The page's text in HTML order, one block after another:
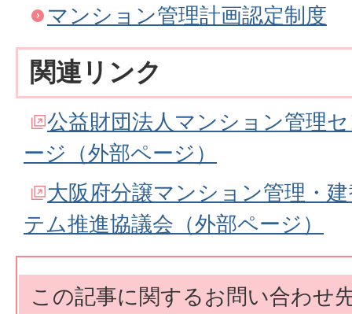
マンション管理計画認定制度
関連リンク
公益財団法人マンション管理
ージ（外部ページ）
大阪府分譲マンション管理・
テム推進協議会（外部ページ）
この記事に関するお問い合わせ